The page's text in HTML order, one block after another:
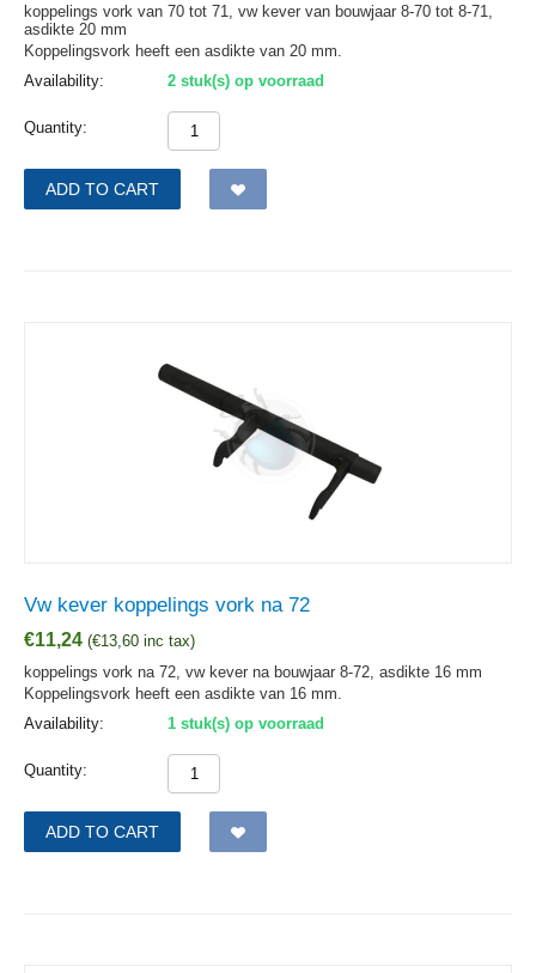
koppelings vork van 70 tot 71, vw kever van bouwjaar 8-70 tot 8-71,
asdikte 20 mm
Koppelingsvork heeft een asdikte van 20 mm.
Availability:
2 stuk(s) op voorraad
Quantity:
ADD TO CART
Vw kever koppelings vork na 72
€11,24 (€13,60 inc tax)
koppelings vork na 72, vw kever na bouwjaar 8-72, asdikte 16 mm
Koppelingsvork heeft een asdikte van 16 mm.
Availability:
1 stuk(s) op voorraad
Quantity:
ADD TO CART